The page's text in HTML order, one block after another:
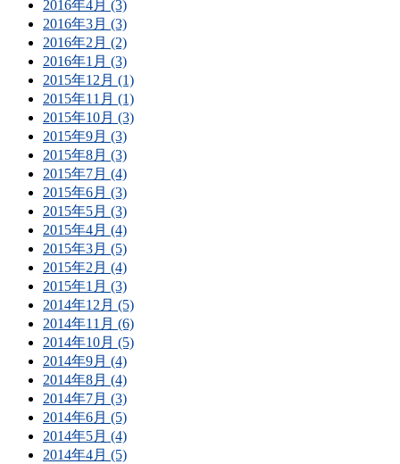
2016年4月 (3)
2016年3月 (3)
2016年2月 (2)
2016年1月 (3)
2015年12月 (1)
2015年11月 (1)
2015年10月 (3)
2015年9月 (3)
2015年8月 (3)
2015年7月 (4)
2015年6月 (3)
2015年5月 (3)
2015年4月 (4)
2015年3月 (5)
2015年2月 (4)
2015年1月 (3)
2014年12月 (5)
2014年11月 (6)
2014年10月 (5)
2014年9月 (4)
2014年8月 (4)
2014年7月 (3)
2014年6月 (5)
2014年5月 (4)
2014年4月 (5)